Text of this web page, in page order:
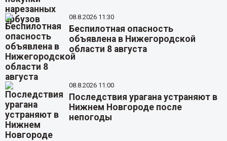
08.8.2026 11:30
Беспилотная опасность
объявлена в Нижегородской
области 8 августа
08.8.2026 11:00
Последствия урагана устраняют в
Нижнем Новгороде после
непогоды